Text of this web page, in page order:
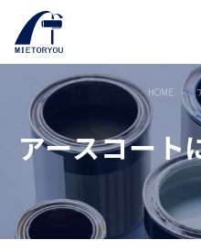
HOME
アースコート